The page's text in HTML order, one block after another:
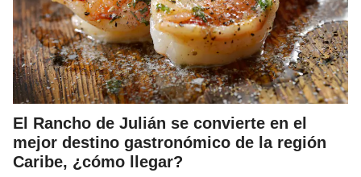
El Rancho de Julián se convierte en el
mejor destino gastronómico de la región
Caribe, ¿cómo llegar?